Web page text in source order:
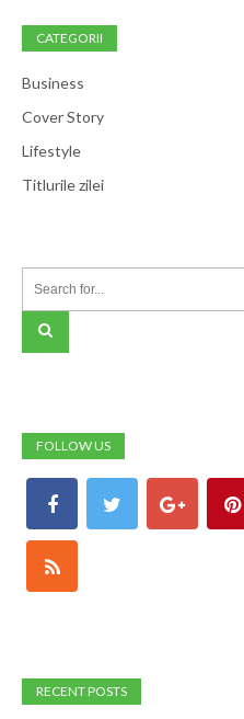
CATEGORII
Business
Cover Story
Lifestyle
Titlurile zilei
FOLLOW US
RECENT POSTS